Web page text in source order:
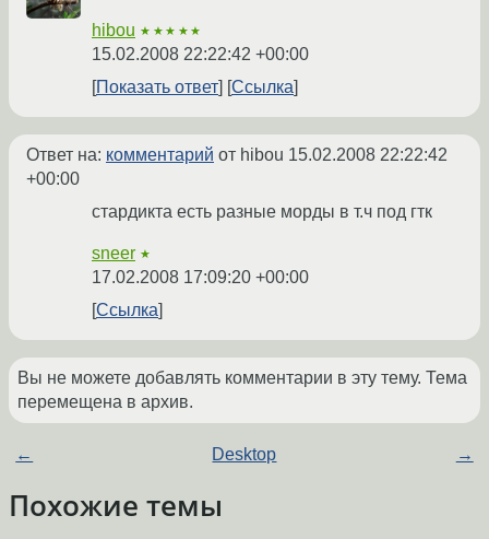
hibou ★★★★★
15.02.2008 22:22:42 +00:00
Показать ответ
Ссылка
Ответ на: комментарий от hibou 15.02.2008 22:22:42
+00:00
стардикта есть разные морды в т.ч под гтк
sneer ★
17.02.2008 17:09:20 +00:00
Ссылка
Вы не можете добавлять комментарии в эту тему. Тема
перемещена в архив.
← Desktop →
Похожие темы